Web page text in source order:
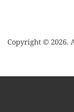
Copyright © 2026.